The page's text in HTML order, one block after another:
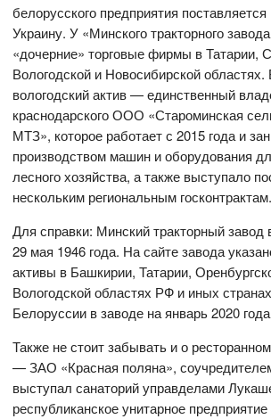
белорусского предприятия
Украину. У «Минского тракторного
«дочерние» торговые фирмы в Татарии,
Вологодской и Новосибирской
вологодский актив — единственный
краснодарского ООО «Староминская
МТЗ», которое работает с 2015 года и
производством машин и оборудования
лесного хозяйства, а также выступало
нескольким региональным госконтрактам.
Для справки: Минский тракторный завод
29 мая 1946 года. На сайте завода
активы в Башкирии, Татарии,
Вологодской областях РФ и иных
Белоруссии в заводе на январь 2020
Также не стоит забывать и о
— ЗАО «Красная поляна»,
выступал санаторий управделами
республиканское унитарное